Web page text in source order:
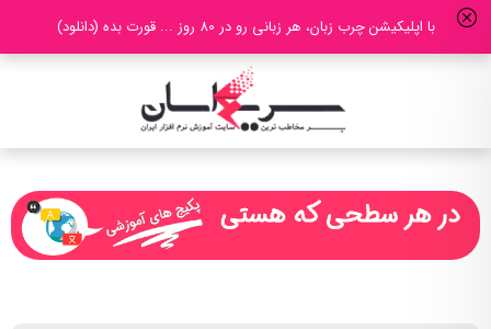
با اپلیکیشن چرب زبان، هر زبانی رو در 80 روز ... قورت بده (دانلود)